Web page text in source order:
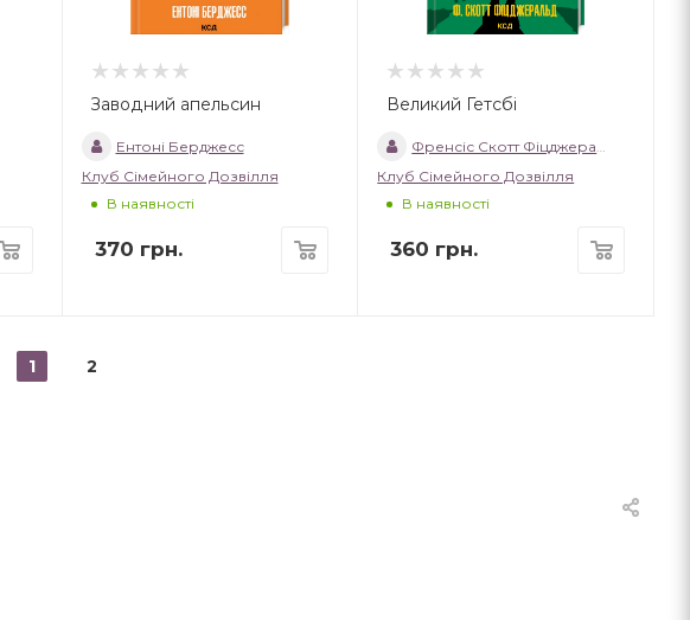
Заводний апельсин
Ентоні Берджесс
Клуб Сімейного Дозвілля
В наявності
370 грн.
Великий Гетсбі
Френсіс Скотт Фіцджеральд
Клуб Сімейного Дозвілля
В наявності
360 грн.
1 2